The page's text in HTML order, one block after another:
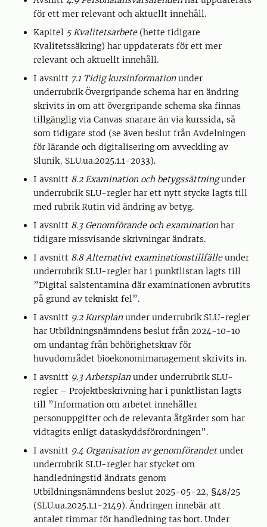
för ett mer relevant och aktuellt innehåll.
Kapitel 5 Kvalitetsarbete(hette tidigare
Kvalitetssäkring) har uppdaterats för ett mer
relevant och aktuellt innehåll.
I avsnitt 7.1 Tidig kursinformationunder
underrubrik Övergripande schema har en ändring
skrivits in om att övergripande schema ska finnas
tillgänglig via Canvas snarare än via kurssida, så
som tidigare stod (se även beslut från Avdelningen
för lärande och digitalisering om avveckling av
Slunik, SLU.ua.2025.1.1-2033).
I avsnitt 8.2 Examination och betygssättningunder
underrubrik SLU-regler har ett nytt stycke lagts till
med rubrik Rutin vid ändring av betyg.
I avsnitt 8.3 Genomförande och examinationhar
tidigare missvisande skrivningar ändrats.
I avsnitt 8.8 Alternativt examinationstillfälleunder
underrubrik SLU-regler har i punktlistan lagts till
”Digital salstentamina där examinationen avbrutits
på grund av tekniskt fel”.
I avsnitt 9.2 Kursplanunder underrubrik SLU-regler
har Utbildningsnämndens beslut från 2024-10-10
om undantag från behörighetskrav för
huvudområdet bioekonomimanagement skrivits in.
I avsnitt 9.3 Arbetsplanunder underrubrik SLU-
regler – Projektbeskrivning har i punktlistan lagts
till ”Information om arbetet innehåller
personuppgifter och de relevanta åtgärder som har
vidtagits enligt dataskyddsförordningen”.
I avsnitt 9.4 Organisation av genomförandetunder
underrubrik SLU-regler har stycket om
handledningstid ändrats genom
Utbildningsnämndens beslut 2025-05-22, §48/25
(SLU.ua.2025.1.1-2149). Ändringen innebär att
antalet timmar för handledning tas bort. Under